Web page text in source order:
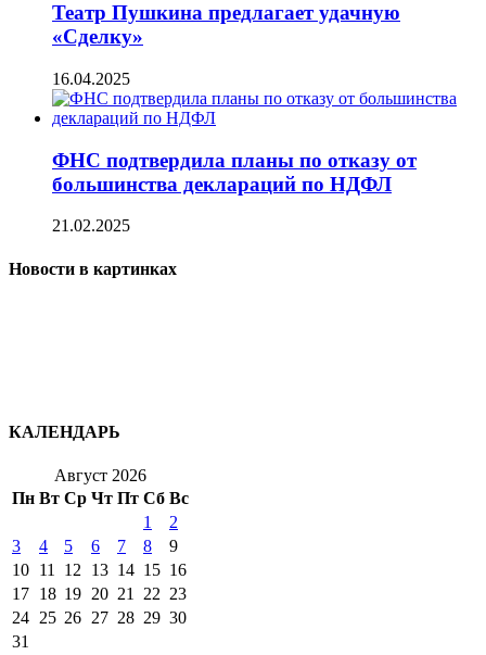
Театр Пушкина предлагает удачную
«Сделку»
16.04.2025
ФНС подтвердила планы по отказу от
большинства деклараций по НДФЛ
21.02.2025
Новости в картинках
КАЛЕНДАРЬ
Август 2026
Пн Вт Ср Чт Пт Сб Вс
1
2
3
4 5 6 7 8
9
10 11 12 13 14 15 16
17 18 19 20 21 22 23
24 25 26 27 28 29 30
31